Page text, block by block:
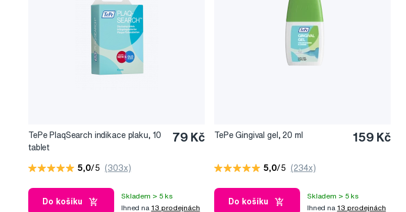
TePe PlaqSearch indikace plaku, 10
tablet
79 Kč
5,0/5 (303x)
Do košíku
Skladem > 5 ks
Ihned na 13 prodejnách
TePe Gingival gel, 20 ml 159 Kč
5,0/5 (234x)
Do košíku
Skladem > 5 ks
Ihned na 13 prodejnách